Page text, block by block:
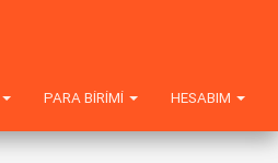
HESABIM
PARA BIRIMI